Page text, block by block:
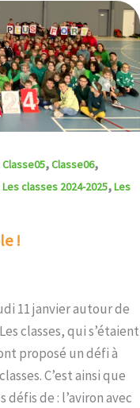
Classe05,Classe06,
Les classes 2024-2025,Les
!
11 janvier autour de
classes, qui s’étaient
proposé un défi à
C’est ainsi que
défis de : l’aviron avec